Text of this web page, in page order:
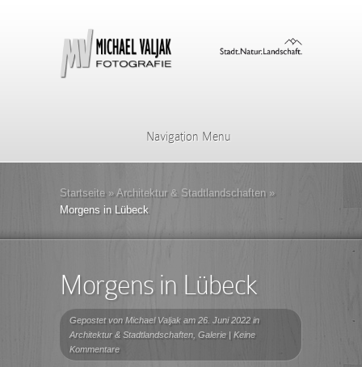
Navigation Menu
Startseite » Architektur & Stadtlandschaften »
Morgens in Lübeck
Morgens in Lübeck
Gepostet von Michael Valjak am 26. Juni 2022 in
Architektur & Stadtlandschaften Galerie | Keine
Kommentare